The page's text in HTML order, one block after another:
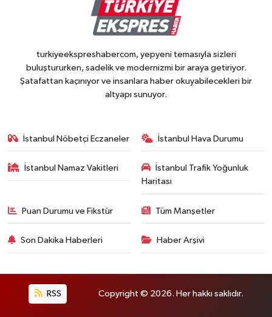
turkiyeekspreshabercom, yepyeni temasıyla sizleri
buluştururken, sadelik ve modernizmi bir araya getiriyor.
Şatafattan kaçınıyor ve insanlara haber okuyabilecekleri bir
altyapı sunuyor.
İstanbul Nöbetçi Eczaneler İstanbul Hava Durumu
İstanbul Namaz Vakitleri
İstanbul Trafik Yoğunluk
Haritası
Puan Durumu ve Fikstür Tüm Manşetler
Son Dakika Haberleri Haber Arşivi
RSS Copyright © 2026. Her hakkı saklıdır.